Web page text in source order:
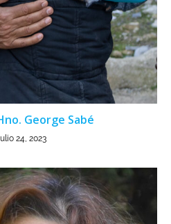
George Sabé
24, 2023